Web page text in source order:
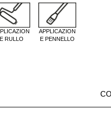
E RULLO
APPLICAZION
E PENNELLO